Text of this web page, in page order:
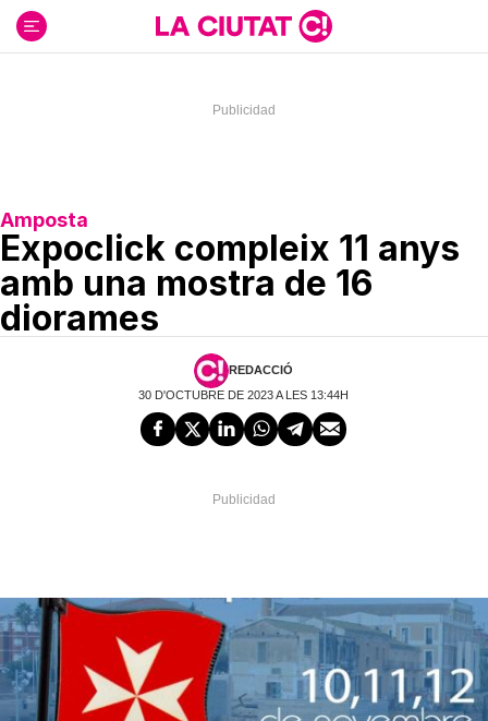
contenido
Amposta
Expoclick compleix 11 anys
amb una mostra de 16
diorames
REDACCIÓ
30 D'OCTUBRE DE 2023 A LES 13:44H